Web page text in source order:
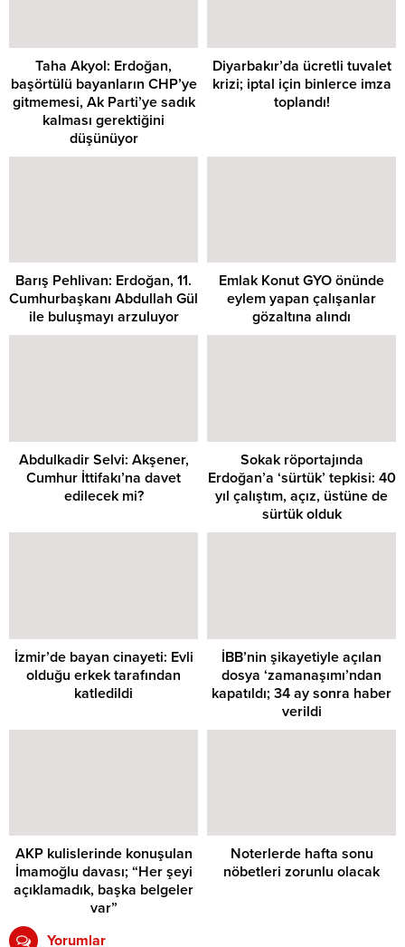
Taha Akyol: Erdoğan,
başörtülü bayanların CHP’ye
gitmemesi, Ak Parti’ye sadık
kalması gerektiğini
düşünüyor
Diyarbakır’da ücretli tuvalet
krizi; iptal için binlerce imza
toplandı!
Barış Pehlivan: Erdoğan, 11.
Cumhurbaşkanı Abdullah Gül
ile buluşmayı arzuluyor
Emlak Konut GYO önünde
eylem yapan çalışanlar
gözaltına alındı
Abdulkadir Selvi: Akşener,
Cumhur İttifakı’na davet
edilecek mi?
Sokak röportajında
Erdoğan’a ‘sürtük’ tepkisi: 40
yıl çalıştım, açız, üstüne de
sürtük olduk
İzmir’de bayan cinayeti: Evli
olduğu erkek tarafından
katledildi
İBB’nin şikayetiyle açılan
dosya ‘zamanaşımı’ndan
kapatıldı; 34 ay sonra haber
verildi
AKP kulislerinde konuşulan
İmamoğlu davası; “Her şeyi
açıklamadık, başka belgeler
var”
Noterlerde hafta sonu
nöbetleri zorunlu olacak
Yorumlar